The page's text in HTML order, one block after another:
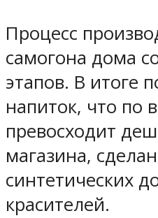
Процесс
самогона дома
этапов. В итоге
напиток, что по
превосходит
магазина,
синтетических
красителей.